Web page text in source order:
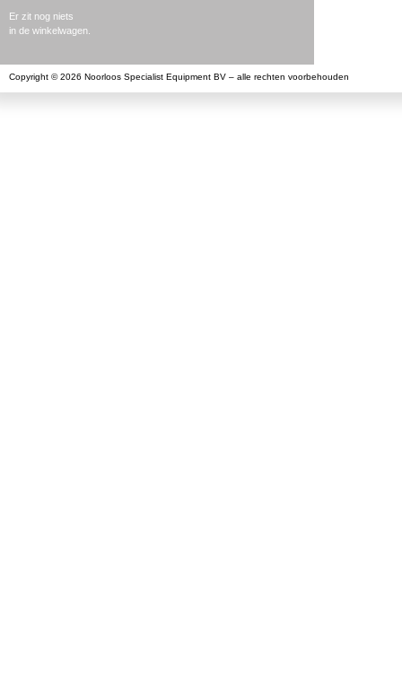
Er zit nog niets
in de winkelwagen.
Copyright © 2026 Noorloos Specialist Equipment BV – alle rechten voorbehouden